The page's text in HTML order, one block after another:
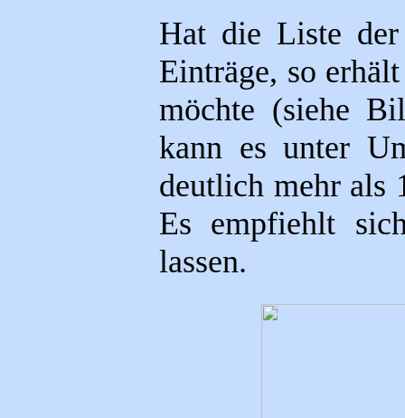
Hat die Liste der
Einträge, so
möchte (siehe
kann es unter
deutlich mehr als
Es empfiehlt
lassen.